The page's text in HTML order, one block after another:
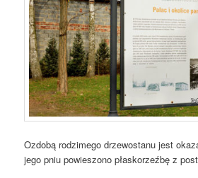
Ozdobą rodzimego drzewostanu jest
jego pniu powieszono płaskorzeźbę z